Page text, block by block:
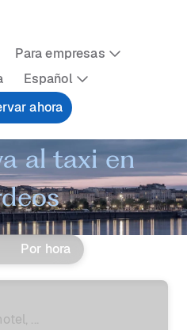
Para empresas
Español
ahora
al taxi en
Por hora